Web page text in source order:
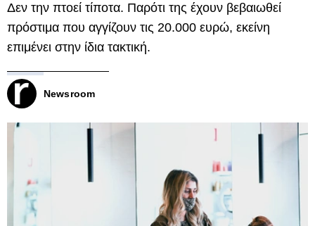
Δεν την πτοεί τίποτα. Παρότι της έχουν βεβαιωθεί
πρόστιμα που αγγίζουν τις 20.000 ευρώ, εκείνη
επιμένει στην ίδια τακτική.
Newsroom